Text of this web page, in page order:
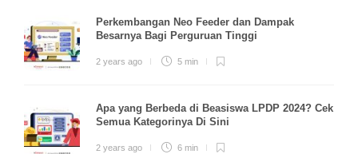
Perkembangan Neo Feeder dan Dampak
Besarnya Bagi Perguruan Tinggi
2 years ago 5 min
Apa yang Berbeda di Beasiswa LPDP 2024? Cek
Semua Kategorinya Di Sini
2 years ago 6 min